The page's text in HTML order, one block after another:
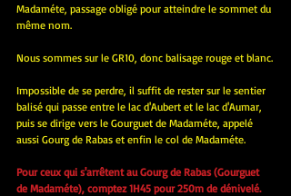
Madaméte, passage obligé pour atteindre le sommet du
même nom.
Nous sommes sur le GR10, donc balisage rouge et blanc.
Impossible de se perdre, il suffit de rester sur le sentier
balisé qui passe entre le lac d'Aubert et le lac d'Aumar,
puis se dirige vers le Gourguet de Madaméte, appelé
aussi Gourg de Rabas et enfin le col de Madaméte.
Pour ceux qui s'arrêtent au Gourg de Rabas (Gourguet
de Madaméte), comptez 1H45 pour 250m de dénivelé.